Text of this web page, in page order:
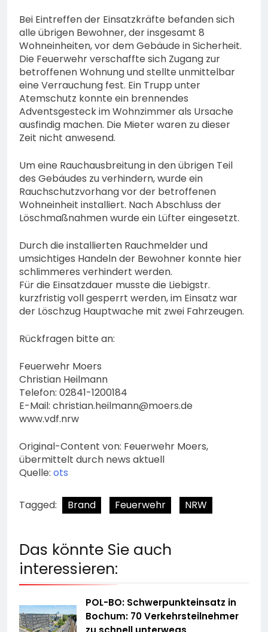
Bei Eintreffen der Einsatzkräfte befanden sich
alle übrigen Bewohner, der insgesamt 8
Wohneinheiten, vor dem Gebäude in Sicherheit.
Die Feuerwehr verschaffte sich Zugang zur
betroffenen Wohnung und stellte unmittelbar
eine Verrauchung fest. Ein Trupp unter
Atemschutz konnte ein brennendes
Adventsgesteck im Wohnzimmer als Ursache
ausfindig machen. Die Mieter waren zu dieser
Zeit nicht anwesend.
Um eine Rauchausbreitung in den übrigen Teil
des Gebäudes zu verhindern, wurde ein
Rauchschutzvorhang vor der betroffenen
Wohneinheit installiert. Nach Abschluss der
Löschmaßnahmen wurde ein Lüfter eingesetzt.
Durch die installierten Rauchmelder und
umsichtiges Handeln der Bewohner konnte hier
schlimmeres verhindert werden.
Für die Einsatzdauer musste die Liebigstr.
kurzfristig voll gesperrt werden, im Einsatz war
der Löschzug Hauptwache mit zwei Fahrzeugen.
Rückfragen bitte an:
Feuerwehr Moers
Christian Heilmann
Telefon: 02841-1200184
E-Mail: christian.heilmann@moers.de
www.vdf.nrw
Original-Content von: Feuerwehr Moers,
übermittelt durch news aktuell
Quelle: ots
Tagged: Brand Feuerwehr NRW
Das könnte Sie auch
interessieren:
POL-BO: Schwerpunkteinsatz in
Bochum: 70 Verkehrsteilnehmer